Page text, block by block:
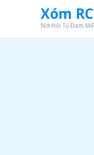
Xóm RC
Nơi Hội Tụ Đam Mê